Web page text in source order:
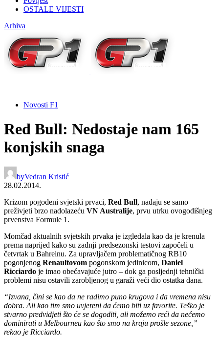
OSTALE VIJESTI
Arhiva
Novosti F1
Red Bull: Nedostaje nam 165
konjskih snaga
byVedran Kristić
28.02.2014.
Krizom pogođeni svjetski prvaci, Red Bull, nadaju se samo
preživjeti brzo nadolazeću VN Australije, prvu utrku ovogodišnjeg
prvenstva Formule 1.
Momčad aktualnih svjetskih prvaka je izgledala kao da je krenula
prema naprijed kako su zadnji predsezonski testovi započeli u
četvrtak u Bahreinu. Za upravljačem problematičnog RB10
pogonjenog Renaultovom pogonskom jedinicom, Daniel
Ricciardo je imao obećavajuće jutro – dok ga posljednji tehnički
problemi nisu ostavili zarobljenog u garaži veći dio ostatka dana.
“Izvana, čini se kao da ne radimo puno krugova i da vremena nisu
dobra. Ali kao tim smo uvjereni da ćemo biti uz favorite. Teško je
stvarno predvidjeti što će se dogoditi, ali možemo reći da nećemo
dominirati u Melbourneu kao što smo na kraju prošle sezone,”
rekao je Ricciardo.